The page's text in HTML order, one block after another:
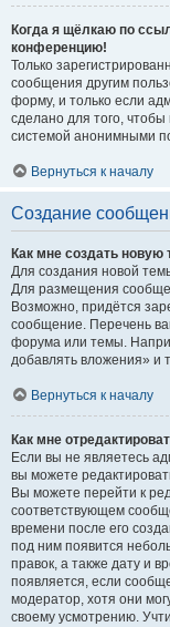
Когда я щёлкаю по
конференцию!
Только
сообщения другим
форму, и только если
сделано для того,
системой анонимными
Вернуться к началу
Создание
Как мне создать
Для создания новой
Для размещения
Возможно, придётся
сообщение. Перечень
форума или темы.
добавлять вложения» и
Вернуться к началу
Как мне
Если вы не являетесь
вы можете
Вы можете перейти к
соответствующем
времени после его
под ним появится
правок, а также дату и
появляется, если
модератор, хотя они
своему усмотрению.